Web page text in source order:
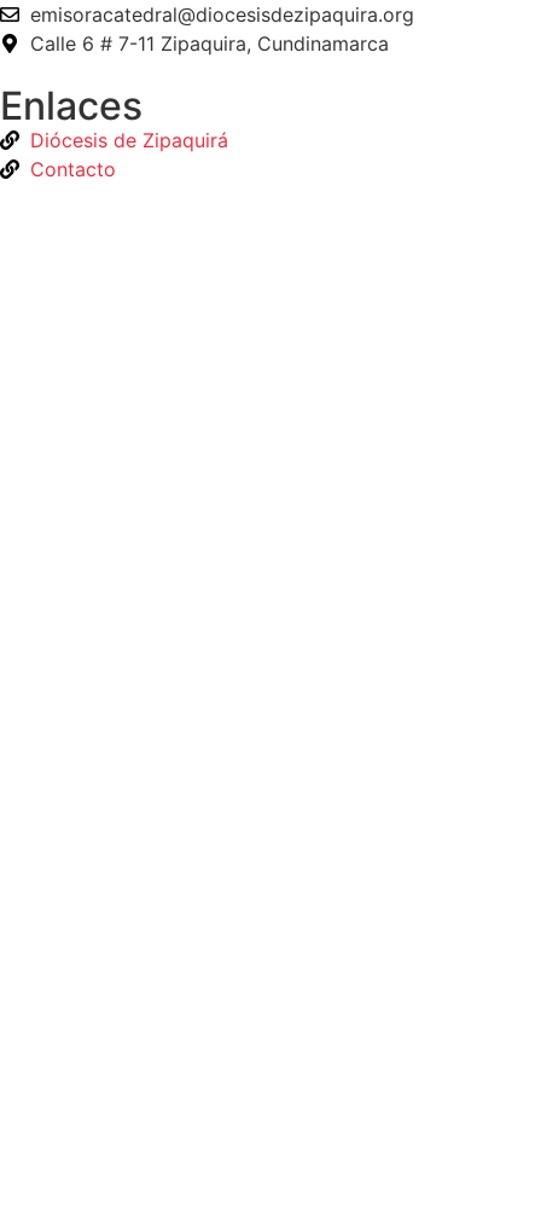
emisoracatedral@diocesisdezipaquira.org
Calle 6 # 7-11 Zipaquira, Cundinamarca
Enlaces
Diócesis de Zipaquirá
Contacto